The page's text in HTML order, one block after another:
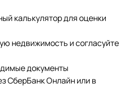
калькулятор для оценки
недвижимость и согласуйте
документы
СберБанк Онлайн или в